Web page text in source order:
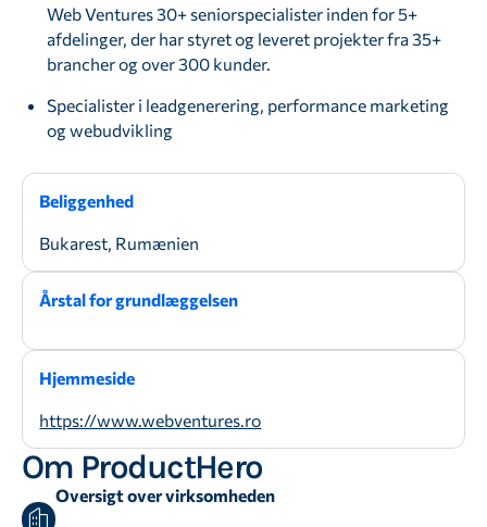
Web Ventures 30+ seniorspecialister inden for 5+
afdelinger, der har styret og leveret projekter fra 35+
brancher og over 300 kunder.
Specialister i leadgenerering, performance marketing
og webudvikling
Beliggenhed
Bukarest, Rumænien
Årstal for grundlæggelsen
Hjemmeside
https://www.webventures.ro
Om ProductHero
Oversigt over virksomheden